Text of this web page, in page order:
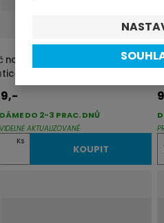
t
na misky Hollowtech II +
Cyclo Tools
Ks
KOUPIT
DO 2-3 PRAC. DNŮ
AKTUALIZOVANÉ
Z